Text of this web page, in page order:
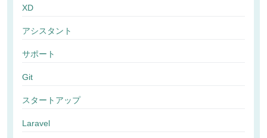
XD
アシスタント
サポート
Git
スタートアップ
Laravel